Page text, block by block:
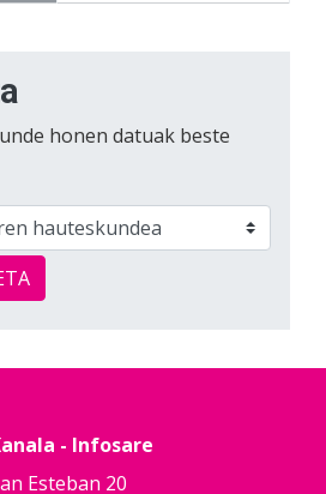
honen datuak beste
- Infosare
Esteban 20